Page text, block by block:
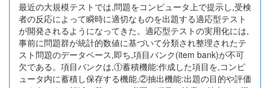
最近の大規模テストでは,問題をコンピュータ上で提示し,受検
者の反応によって瞬時に適切なものを出題する適応型テスト
が開発されるようになってきた。適応型テストの実用化には,
事前に問題群が統計的数値に基づいて分類され整理されたテ
スト問題のデータベース,即ち,項目バンク(item bank)が不可
欠である。項目バンクは,①蓄積機能:作成した項目を,コンピ
ュータ内に蓄積し保存する機能,②抽出機能:出題の目的や評価